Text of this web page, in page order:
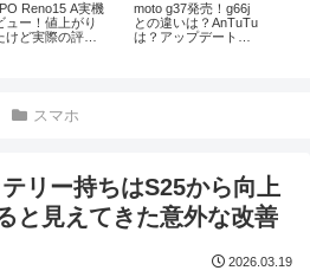
Reno15 A実機
ュー！値上がり
けど実際の評価
moto g37発売！g66j
との違いは？AnTuTu
は？アップデート期
スマホ
リー持ちはS25から向上
と見えてきた意外な改善
2026.03.19